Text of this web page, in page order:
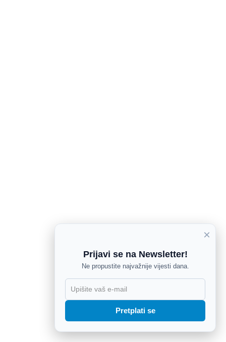
×
Prijavi se na Newsletter!
Ne propustite najvažnije vijesti dana.
Pretplati se